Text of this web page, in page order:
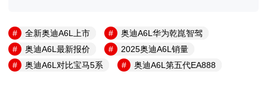
全新奥迪A6L上市
奥迪A6L华为乾崑智驾
奥迪A6L最新报价
2025奥迪A6L销量
奥迪A6L对比宝马5系
奥迪A6L第五代EA888